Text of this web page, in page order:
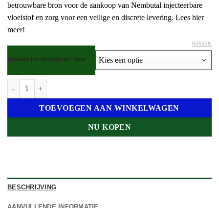
betrouwbare bron voor de aankoop van Nembutal injecteerbare
vloeistof en zorg voor een veilige en discrete levering. Lees hier
meer!
Amount for therapeutic dose
WISSEN
Nembutal injecteerbare vloeistof kopen Nederland aantal
TOEVOEGEN AAN WINKELWAGEN
NU KOPEN
BESCHRIJVING